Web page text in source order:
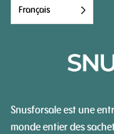
Français
Snusforsale est une
monde entier des